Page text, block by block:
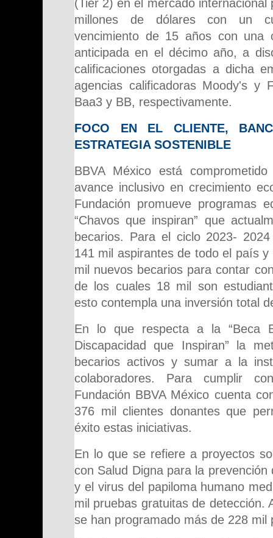
(Tier 2) en el mercado
millones de dólares con un
vencimiento de 15 años con una
anticipada en el décimo año, a
calificaciones otorgadas a dicha
agencias calificadoras Moody's y
Baa3 y BB, respectivamente.
FOCO EN EL CLIENTE,
ESTRATEGIA SOSTENIBLE
BBVA México está
avance inclusivo en crecimiento
Fundación promueve programas
“Chavos que inspiran” que
becarios. Para el ciclo 2023-
141 mil aspirantes de todo el país
mil nuevos becarios para contar
de los cuales 18 mil son
esto contempla una inversión total
En lo que respecta a la “Beca
Discapacidad que Inspiran” la
becarios activos y sumar a la
colaboradores. Para cumplir
Fundación BBVA México cuenta
376 mil clientes donantes que
éxito estas iniciativas.
En lo que se refiere a proyectos
con Salud Digna para la
y el virus del papiloma humano
mil pruebas gratuitas de detección.
se han programado más de 228 mil